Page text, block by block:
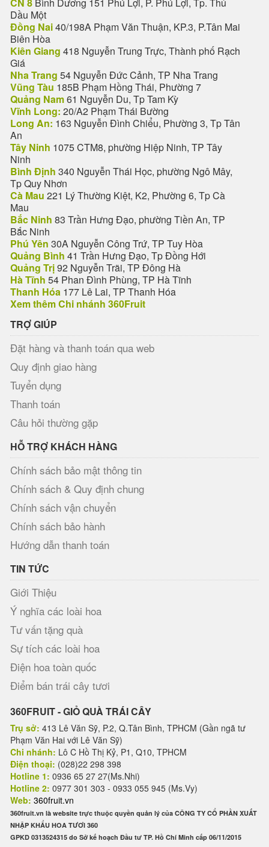
Dầu Một
Đồng Nai40/198A Phạm Văn Thuận, KP.3, P.Tân Mai
Biên Hòa
Kiên Giang 418 Nguyễn Trung Trực, Thành phố Rạch
Giá
Nha Trang 54 Nguyễn Đức Cảnh, TP Nha Trang
Vũng Tàu 185B Phạm Hồng Thái, Phường 7
Quảng Nam61 Nguyễn Du, Tp Tam Kỳ
Vĩnh Long: 20/A2 Phạm Thái Bường
Long An: 163 Nguyễn Đình Chiểu, Phường 3, Tp Tân
An
Tây Ninh 1075 CTM8, phường Hiệp Ninh, TP Tây
Ninh
Bình Định 340 Nguyễn Thái Học, phường Ngô Mây,
Tp Quy Nhơn
Cà Mau 221 Lý Thường Kiệt, K2, Phường 6, Tp Cà
Mau
Bắc Ninh 83 Trần Hưng Đạo, phường Tiền An, TP
Bắc Ninh
Phú Yên 30A Nguyễn Công Trứ, TP Tuy Hòa
Quảng Bình 41 Trần Hưng Đạo, Tp Đồng Hới
Quảng Trị92 Nguyễn Trãi, TP Đông Hà
Hà Tĩnh 54 Phan Đình Phùng, TP Hà Tĩnh
Thanh Hóa 177 Lê Lai, TP Thanh Hóa
Xem thêm Chi nhánh 360Fruit
TRỢ GIÚP
Đặt hàng và thanh toán qua web
Quy định giao hàng
Tuyển dụng
Thanh toán
Câu hỏi thường gặp
HỖ TRỢ KHÁCH HÀNG
Chính sách bảo mật thông tin
Chính sách & Quy định chung
Chính sách vận chuyển
Chính sách bảo hành
Hướng dẫn thanh toán
TIN TỨC
Giới Thiệu
Ý nghĩa các loài hoa
Tư vấn tặng quà
Sự tích các loài hoa
Điện hoa toàn quốc
Điểm bán trái cây tươi
360FRUIT - GIỎ QUÀ TRÁI CÂY
Trụ sở: 413 Lê Văn Sỹ, P.2, Q.Tân Bình, TPHCM (Gần ngã tư
Phạm Văn Hai với Lê Văn Sỹ)
Chi nhánh: Lô C Hồ Thị Kỷ, P1, Q10, TPHCM
Điện thoại: (028)22 298 398
Hotline 1: 0936 65 27 27(Ms.Nhi)
Hotline 2: 0977 301 303 - 0933 055 945 (Ms.Vy)
Web: 360fruit.vn
360fruit.vn là website trực thuộc quyền quản lý của CÔNG TY CỔ PHẦN XUẤT
NHẬP KHẨU HOA TƯƠI 360
GPKD 0313524315 do Sở kế hoạch Đầu tư TP. Hồ Chí Minh cấp 06/11/2015